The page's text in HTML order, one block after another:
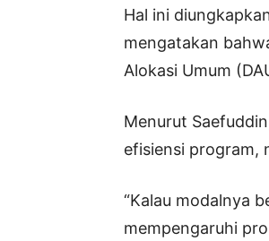
Hal ini
mengatakan
Alokasi Umum
Menurut
efisiensi program,
“Kalau modalnya
mempengaruhi